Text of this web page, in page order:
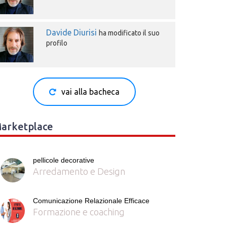
Davide Diurisi ha modificato il suo
profilo
vai alla bacheca
pellicole decorative
Arredamento e Design
Comunicazione Relazionale Efficace
Formazione e coaching